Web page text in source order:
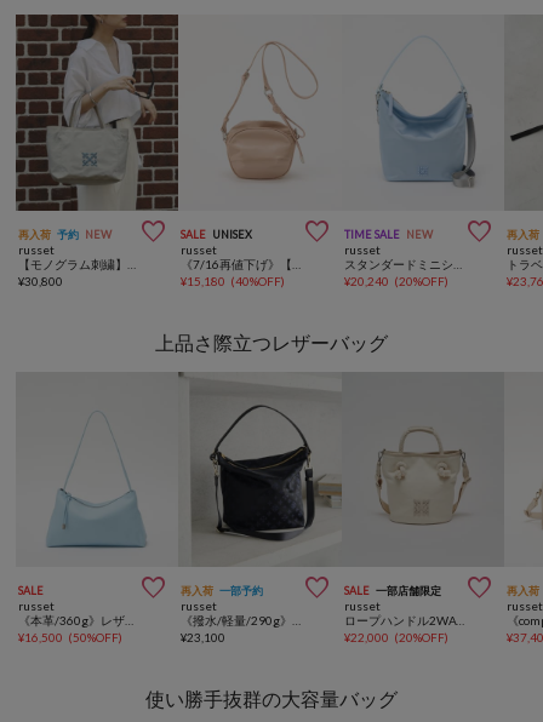
再入荷 予約 NEW 
russet
¥30,800
SALE UNISEX 
russet
¥15,180 (40%OFF)
TIME SALE NEW 
russet
¥20,240 (20%OFF)
再入荷
russet
トラ
¥
上品さ際立つレザーバッグ
SALE 
russet
¥16,500 (50%OFF)
再入荷 一部予約 
russet
¥23,100
SALE 一部店舗限定 
russet
ロープハンドル2WAYミニトートバッグ
¥22,000 (20%OFF)
再入荷
russet
¥
使い勝手抜群の大容量バッグ